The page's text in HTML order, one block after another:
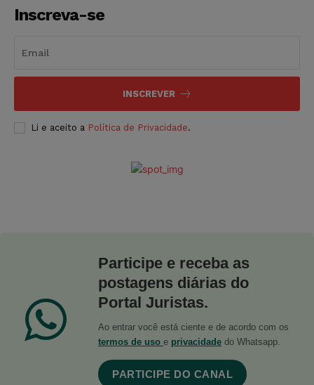
Inscreva-se
INSCREVER
Li e aceito a Política de Privacidade.
Participe e receba as
postagens diárias do
Portal Juristas.
Ao entrar você está ciente e de acordo com os
termos de uso e privacidade do Whatsapp.
PARTICIPE DO CANAL